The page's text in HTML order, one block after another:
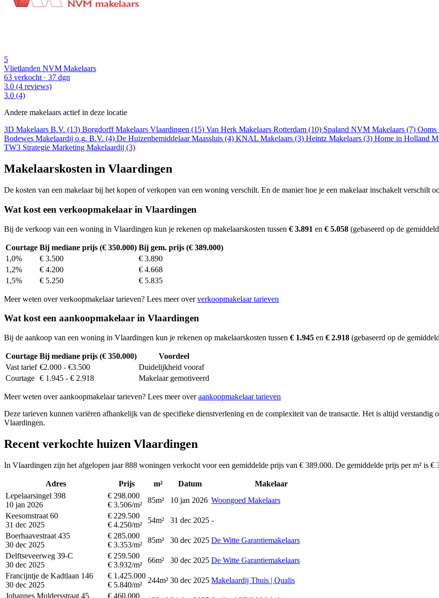
5
Vlietlanden NVM Makelaars
63 verkocht · 37 dgn
3.0 (4 reviews)
3.0 (4)
Andere makelaars actief in deze locatie
3D Makelaars B.V. (13) Borgdorff Makelaars Vlaardingen (15) Van Herk Makelaars Rotterdam (10) Spaland NVM Makelaars (7) Ooms
Bodewes Makelaardij o.g. B.V. (4) De Huizenbemiddelaar Maassluis (4) KNAL Makelaars (3) Heintz Makelaars (3) Home in Holland
TW3 Strategie Marketing Makelaardij (3)
Makelaarskosten in Vlaardingen
De kosten van een makelaar bij het kopen of verkopen van een woning verschilt. En de manier hoe je een makelaar inschakelt verschilt
Wat kost een verkoopmakelaar in Vlaardingen
Bij de verkoop van een woning in Vlaardingen kun je rekenen op makelaarskosten tussen € 3.891 en € 5.058 (gebaseerd op de
Courtage Bij mediane prijs (€ 350.000) Bij gem. prijs (€ 389.000)
1,0%
€ 3.500
€ 3.890
1,2%
€ 4.200
€ 4.668
1,5%
€ 5.250 € 5.835
Meer weten over verkoopmakelaar tarieven? Lees meer oververkoopmakelaar tarieven
Wat kost een aankoopmakelaar in Vlaardingen
Bij de aankoop van een woning in Vlaardingen kun je rekenen op makelaarskosten tussen € 1.945 en € 2.918 (gebaseerd op de
Courtage Bij mediane prijs (€ 350.000)
Voordeel
Vast tarief €2.000 - €3.500
Duidelijkheid vooraf
Courtage € 1.945 - € 2.918 Makelaar gemotiveerd
Meer weten over aankoopmakelaar tarieven? Lees meer overaankoopmakelaar tarieven
Deze tarieven kunnen variëren afhankelijk van de specifieke dienstverlening en de complexiteit van de transactie. Het is altijd verstandig
Vlaardingen.
Recent verkochte huizen Vlaardingen
In Vlaardingen zijn het afgelopen jaar 888 woningen verkocht voor een gemiddelde prijs van € 389.000. De gemiddelde prijs per m² is €
Adres Prijs m² Datum
Makelaar
Lepelaarsingel 398
10 jan 2026
€ 298.000
€ 3.506/m²
85m² 10 jan 2026 Woongoed Makelaars
Keesomstraat 60
31 dec 2025
€ 229.500
€ 4.250/m²
54m² 31 dec 2025 -
Boerhaavestraat 435
30 dec 2025
€ 285.000
€ 3.353/m²
85m² 30 dec 2025 De Witte Garantiemakelaars
Delftseveerweg 39-C
30 dec 2025
€ 259.500
€ 3.932/m²
66m² 30 dec 2025 De Witte Garantiemakelaars
Francijntje de Kadtlaan 146
30 dec 2025
€ 1.425.000
€ 5.840/m²
244m² 30 dec 2025 Makelaardij Thuis | Qualis
Johannes Muldersstraat 45
€ 460.000